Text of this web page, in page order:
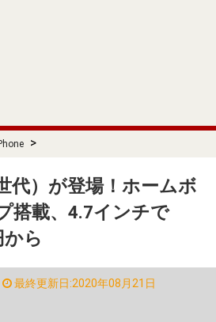
>
代）が登場！ホームボ
搭載、4.7インチで
から
最終更新日:2020年08月21日